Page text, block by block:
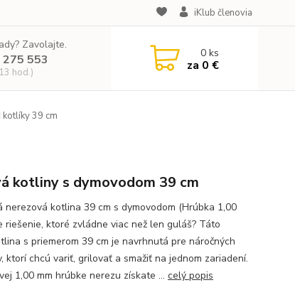
iKlub členovia
Zavolajte.
553
hod.)
0ks
za 0 €
39 cm
kotliny s dymovodom 39 cm
nerezová kotlina 39 cm s dymovodom (Hrúbka 1,00
riešenie, ktoré zvládne viac než len guláš? Táto
s priemerom 39 cm je navrhnutá pre náročných
ktorí chcú variť, grilovať a smažiť na jednom zariadení.
1,00 mm hrúbke nerezu získate ... celý popis